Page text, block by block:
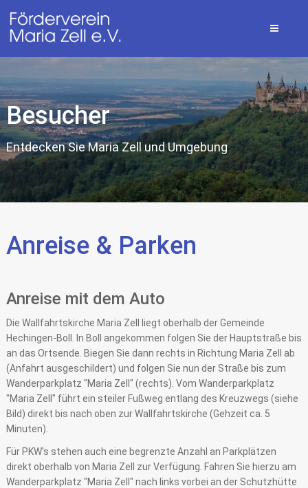
Besucher
Entdecken Sie Maria Zell und Umgebung
Anreise & Parken
Anreise mit dem Auto
Die Wallfahrtskirche Maria Zell liegt oberhalb der Gemeinde
Hechingen-Boll. In Boll angekommen folgen Sie der Hauptstraße bis
an das Ortsende. Biegen Sie dann rechts in Richtung Maria Zell ab
(Anfahrt ausgeschildert) und folgen Sie nun der Straße bis zum
Wanderparkplatz "Maria Zell" (rechts). Vom Wanderparkplatz
"Maria Zell" führt ein steiler Fußweg entlang des Kreuzwegs (siehe
Bild) direkt bis nach oben zur Wallfahrtskirche (Gehzeit ca. 5
Minuten).
Für PKW's stehen auch eine begrenzte Anzahl an Parkplätzen
direkt oberhalb von Maria Zell zur Verfügung. Fahren Sie hierzu am
Wanderparkplatz "Maria Zell" nach links vorbei an der Schutzhütte